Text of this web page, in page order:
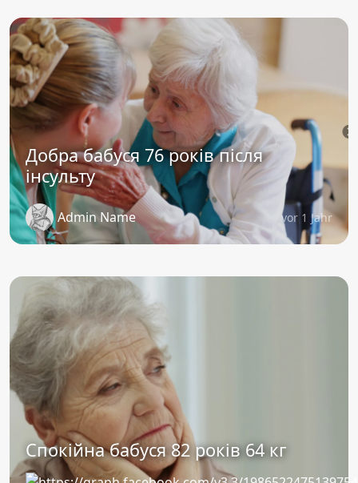
Добра бабуся 76 років після
інсульту
Admin Name vor 1 Jahr
Спокійна бабуся 82 років 64 кг